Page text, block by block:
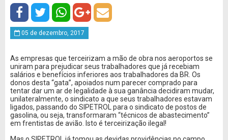
05 de dezembro, 2017
As empresas que terceirizam a mão de obra nos aeroportos se
uniram para prejudicar seus trabalhadores que já recebiam
salários e benefícios inferiores aos trabalhadores da BR. Os
donos desta “gata”, apoiados num parecer comprado para
tentar dar um ar de legalidade à sua ganância decidiram mudar,
unilateralmente, o sindicato a que seus trabalhadores estavam
ligados, passando do SIPETROL para o sindicato de postos de
gasolina, ou seja, transformaram “técnicos de abastecimento”
em frentistas de avião. Isto é terceirização ilegal!